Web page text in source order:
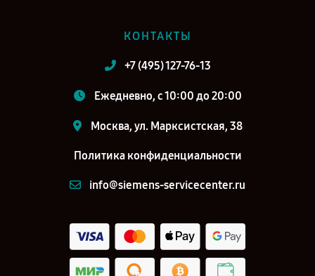
КОНТАКТЫ
+7 (495) 127-76-13
Ежедневно, с 10:00 до 20:00
Москва, ул. Марксистская, 38
Политика конфиденциальности
info@siemens-servicecenter.ru